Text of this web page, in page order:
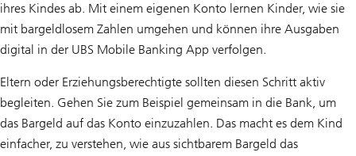
ihres Kindes ab. Mit einem eigenen Konto lernen Kinder, wie sie
mit bargeldlosem Zahlen umgehen und können ihre Ausgaben
digital in der UBS Mobile Banking App verfolgen.
Eltern oder Erziehungsberechtigte sollten diesen Schritt aktiv
begleiten. Gehen Sie zum Beispiel gemeinsam in die Bank, um
das Bargeld auf das Konto einzuzahlen. Das macht es dem Kind
einfacher, zu verstehen, wie aus sichtbarem Bargeld das